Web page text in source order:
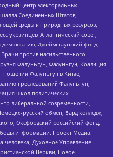
центр электоральных
Соединенных Штатов,
среды и природных ресурсов,
украинцев, Атлантический совет,
демократию, Джеймстаунский фонд,
против насильственного
Фалуньгун, Фалуньгун, Коалиция
Фалуньгун в Китае,
преследований Фалуньгун,
школ политических
либеральной современности,
русский обмен, Бард колледж,
Оксфордский российский фонд,
информации, Проект Медиа,
человека, Духовное Управление
Церкви, Новое